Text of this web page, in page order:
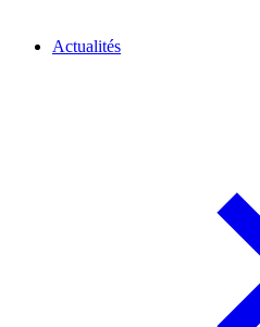
Actualités